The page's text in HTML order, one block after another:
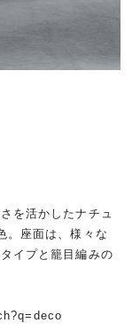
を活かしたナチュ
。座面は、様々な
イプと籠目編みの